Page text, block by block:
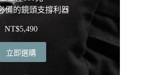
備的鏡頭支撐利器
NT$5,490
立即選購